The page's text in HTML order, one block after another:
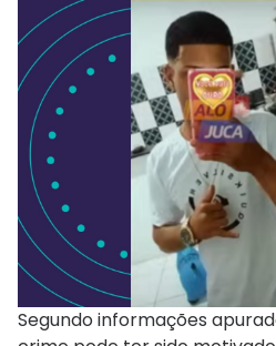
Segundo informações